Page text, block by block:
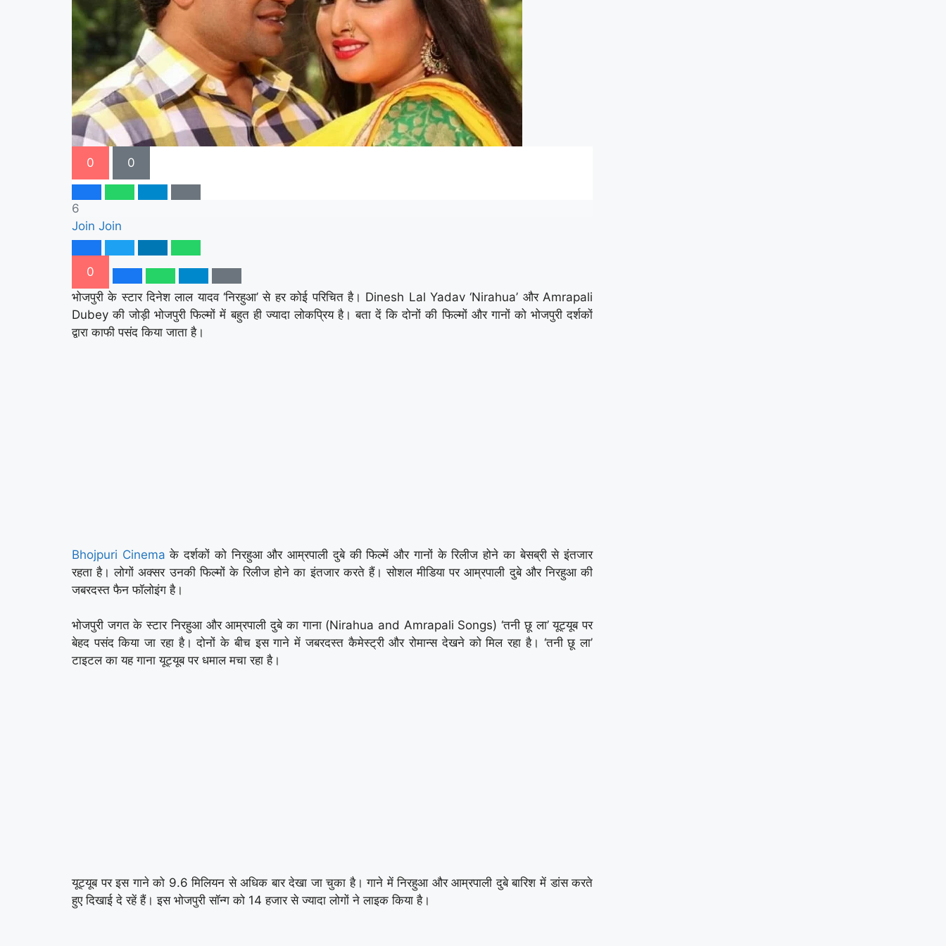
0 0
6
Join Join
0
भोजपुरी के स्टार दिनेश लाल यादव ‘निरहुआ’ से हर कोई परिचित है। Dinesh Lal Yadav ‘Nirahua’ और Amrapali
Dubey की जोड़ी भोजपुरी फिल्मों में बहुत ही ज्यादा लोकप्रिय है। बता दें कि दोनों की फिल्मों और गानों को भोजपुरी दर्शकों
द्वारा काफी पसंद किया जाता है।
Bhojpuri Cinema के दर्शकों को निरहुआ और आम्रपाली दुबे की फिल्में और गानों के रिलीज होने का बेसब्री से इंतजार
रहता है। लोगों अक्सर उनकी फिल्मों के रिलीज होने का इंतजार करते हैं। सोशल मीडिया पर आम्रपाली दुबे और निरहुआ की
जबरदस्त फैन फॉलोइंग है।
भोजपुरी जगत के स्टार निरहुआ और आम्रपाली दुबे का गाना (Nirahua and Amrapali Songs) ‘तनी छू ला’ यूट्यूब पर
बेहद पसंद किया जा रहा है। दोनों के बीच इस गाने में जबरदस्त कैमेस्ट्री और रोमान्स देखने को मिल रहा है। ‘तनी छू ला’
टाइटल का यह गाना यूट्यूब पर धमाल मचा रहा है।
यूट्यूब पर इस गाने को 9.6 मिलियन से अधिक बार देखा जा चुका है। गाने में निरहुआ और आम्रपाली दुबे बारिश में डांस करते
हुए दिखाई दे रहें हैं। इस भोजपुरी सॉन्ग को 14 हजार से ज्यादा लोगों ने लाइक किया है।